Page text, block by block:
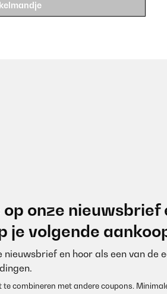
onze nieuwsbrief
je volgende
nieuwsbrief en hoor als een van de
te combineren met andere coupons.